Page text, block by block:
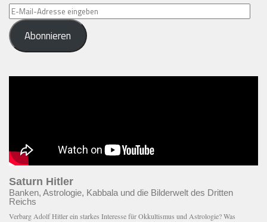
E-
Mail-
Adresse
eingeben
Abonnieren
Saturn Hitler
Banken, Astrologie, Kabbala und die Bilderwelt des Dritten
Reichs
Verbarg Adolf Hitler ein starkes Interesse für Okkultismus und Astrologie? Was